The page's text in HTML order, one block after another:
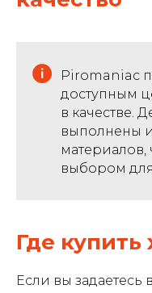
Piromaniac
доступным
в качестве.
выполнены
материалов,
выбором
Где
Если вы задаетесь